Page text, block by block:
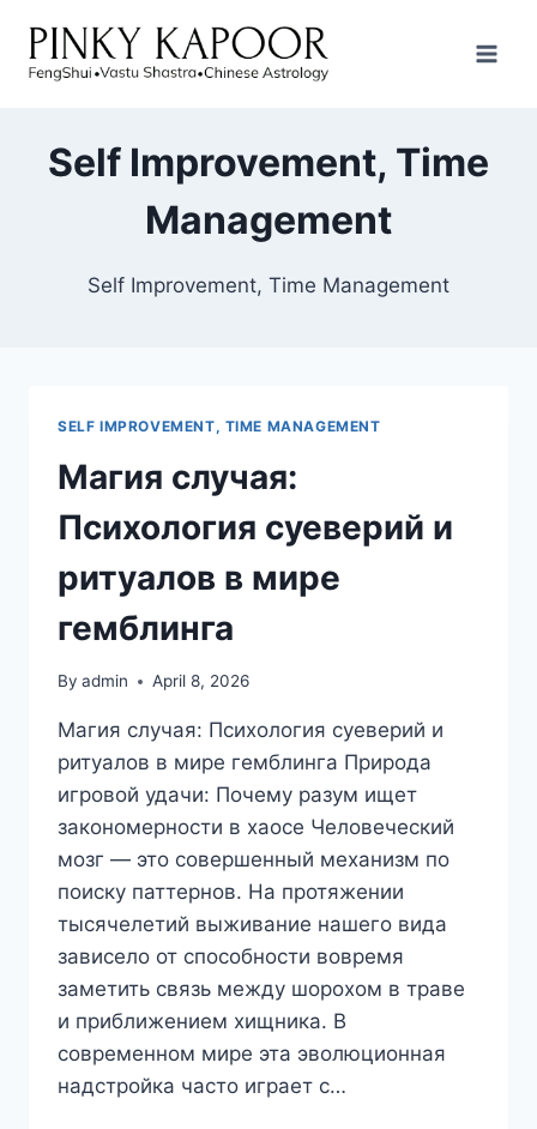
Self Improvement, Time
Management
Self Improvement, Time Management
SELF IMPROVEMENT, TIME MANAGEMENT
Магия случая:
Психология суеверий и
ритуалов в мире
гемблинга
By admin April 8, 2026
Магия случая: Психология суеверий и
ритуалов в мире гемблинга Природа
игровой удачи: Почему разум ищет
закономерности в хаосе Человеческий
мозг — это совершенный механизм по
поиску паттернов. На протяжении
тысячелетий выживание нашего вида
зависело от способности вовремя
заметить связь между шорохом в траве
и приближением хищника. В
современном мире эта эволюционная
надстройка часто играет с…